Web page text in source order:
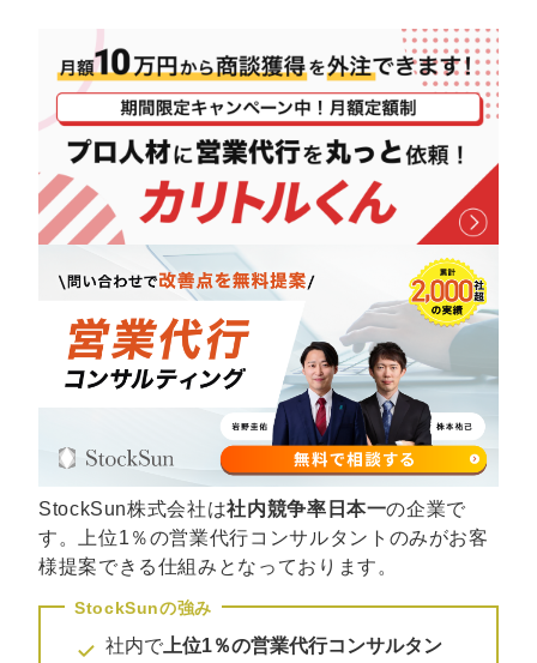
代表メッセージ（岩野圭佑）
取締役メッセージ（株本祐己）
業務委託
認定パートナー
動画ディレクター
インターン
マーケマネージャー
カスタマーサクセスマネージャー
常勤監査役
内部監査室長
StockSun株式会社は社内競争率日本一の企業で
す。上位1％の営業代行コンサルタントのみがお客
様提案できる仕組みとなっております。
社内で 上位1％の営業代行コンサルタン